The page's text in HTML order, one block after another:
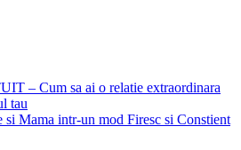
– Cum sa ai o relatie extraordinara
tau
si Mama intr-un mod Firesc si Constient